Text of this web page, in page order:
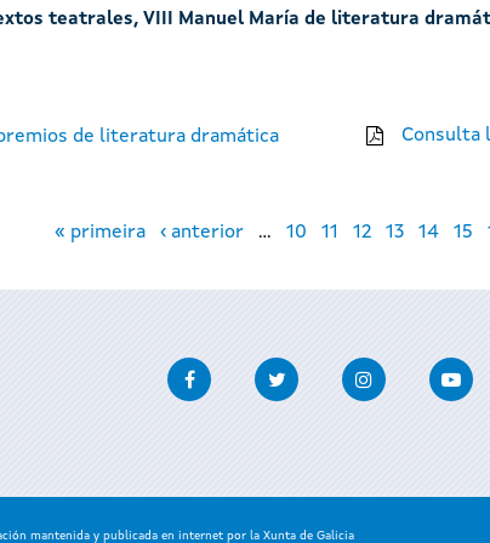
teatrales, VIII Manuel María de literatura
de literatura dramática
Consulta
« primeira ‹ anterior … 10 11 12 13 14 15
FacebookTwitter Instagram
mantenida y publicada en internet por la Xunta de Galicia